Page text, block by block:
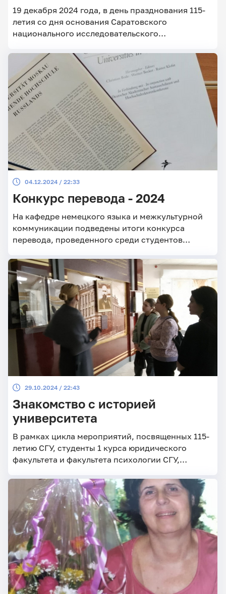
19 декабря 2024 года, в день празднования 115-
летия со дня основания Саратовского
национального исследовательского
Чернышевского, кафедрой немецкого языка и
межкультурной коммуникации и
Международной службой СГУ была проведена
викторина-квиз на тему «Университет, в котором
я учусь».
04.12.2024 / 22:33
Конкурс перевода - 2024
На кафедре немецкого языка и межкультурной
коммуникации подведены итоги конкурса
перевода, проведенного среди студентов
29.10.2024 / 22:43
Знакомство с историей
университета
В рамках цикла мероприятий, посвященных 115-
летию СГУ, студенты 1 курса юридического
факультета и факультета психологии СГУ,
немецкого языка и межкультурной
коммуникации, посетили экскурсию в Музее
истории университета.